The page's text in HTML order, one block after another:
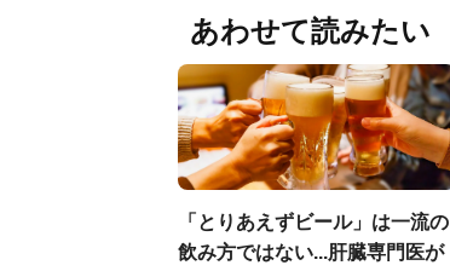
あわせて読みたい
「とりあえずビール」は一流の
飲み方ではない...肝臓専門医が